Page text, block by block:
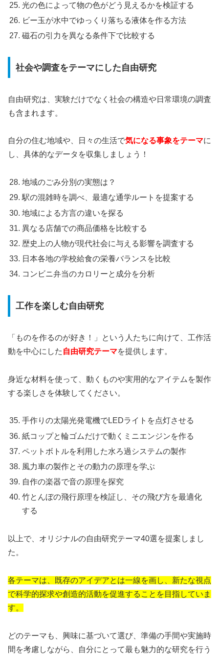
光の色によって物の色がどう見えるかを検証する
ビー玉が水中でゆっくり落ちる液体を作る方法
磁石の引力を異なる条件下で比較する
社会や調査をテーマにした自由研究
自由研究は、実験だけでなく社会の構造や日常環境の調査
も含まれます。
自分の住む地域や、日々の生活で気になる事象をテーマに
し、具体的なデータを収集しましょう！
地域のごみ分別の実態は？
駅の混雑時を調べ、最適な通学ルートを提案する
地域による方言の違いを探る
異なる店舗での商品価格を比較する
歴史上の人物が現代社会に与える影響を調査する
日本各地の学校給食の栄養バランスを比較
コンビニ弁当のカロリーと成分を分析
工作を楽しむ自由研究
「ものを作るのが好き！」という人たちに向けて、工作活
動を中心にした 自由研究テーマを提供します。
身近な材料を使って、動くものや実用的なアイテムを製作
する楽しさを体験してください。
手作りの太陽光発電機でLEDライトを点灯させる
紙コップと輪ゴムだけで動くミニエンジンを作る
ペットボトルを利用した水ろ過システムの製作
風力車の製作とその動力の原理を学ぶ
自作の楽器で音の原理を探究
竹とんぼの飛行原理を検証し、その飛び方を最適化
する
以上で、オリジナルの自由研究テーマ40選を提案しまし
た。
各テーマは、既存のアイデアとは一線を画し、新たな視点
で科学的探求や創造的活動を促進することを目指していま
す。
どのテーマも、興味に基づいて選び、準備の手間や実施時
間を考慮しながら、自分にとって最も魅力的な研究を行う